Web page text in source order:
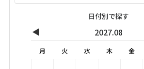
日付別で探す
◀ 2027.08
月 火 水 木 金